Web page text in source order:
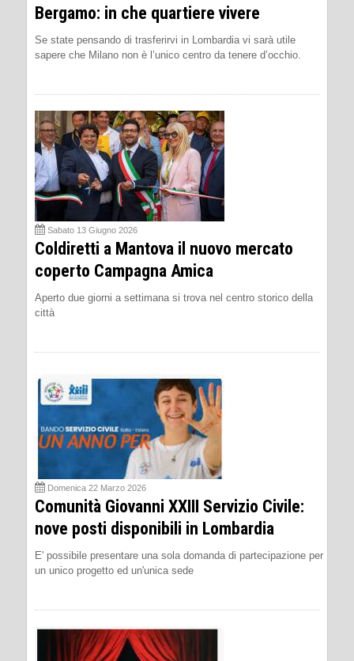
Bergamo: in che quartiere vivere
Se state pensando di trasferirvi in Lombardia vi sarà utile
sapere che Milano non è l’unico centro da tenere d’occhio.
Sabato 13 Giugno 2026
Coldiretti a Mantova il nuovo mercato
coperto Campagna Amica
Aperto due giorni a settimana si trova nel centro storico della
città
Domenica 22 Marzo 2026
Comunità Giovanni XXIII Servizio Civile:
nove posti disponibili in Lombardia
E' possibile presentare una sola domanda di partecipazione per
un unico progetto ed un'unica sede